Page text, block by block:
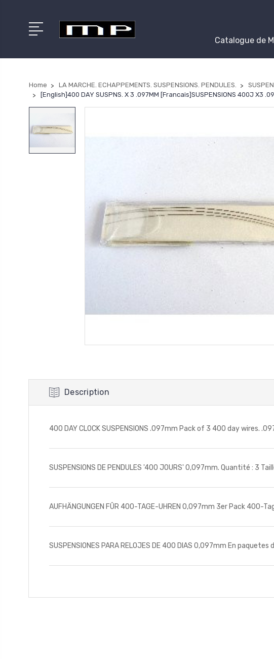
Catalogue de
Home LA MARCHE. ECHAPPEMENTS. SUSPENSIONS. PENDULES.
[English]400 DAY SUSPNS. X 3 .097MM [Francais]SUSPENSIONS 400J X3
Description
400 DAY CLOCK SUSPENSIONS .097mm Pack of 3 400 day wires.
SUSPENSIONS DE PENDULES '400 JOURS' 0,097mm. Quantité : 3
AUFHÄNGUNGEN FÛR 400-TAGE-UHREN 0,097mm 3er Pack 400-
SUSPENSIONES PARA RELOJES DE 400 DIAS 0,097mm En